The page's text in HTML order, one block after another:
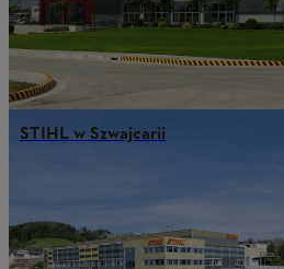
STIHL w Szwajcarii